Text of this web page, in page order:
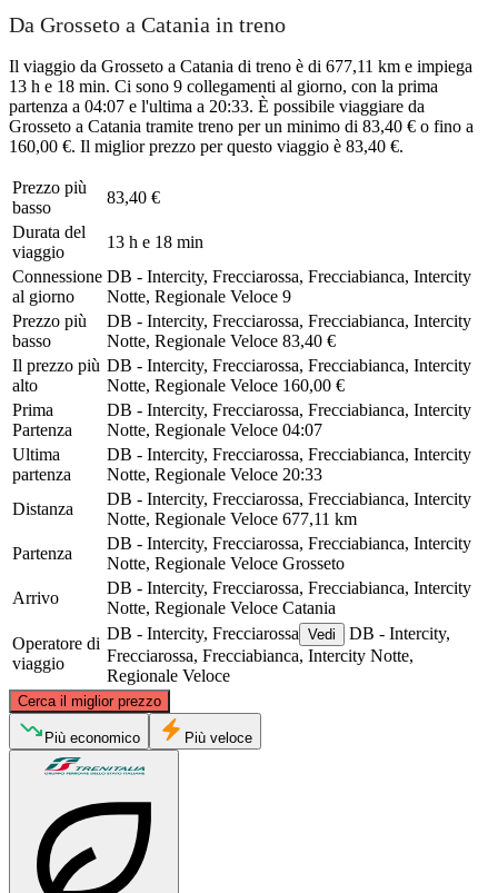
Da Grosseto a Catania in treno
Il viaggio da Grosseto a Catania di treno è di 677,11 km e impiega
13 h e 18 min. Ci sono 9 collegamenti al giorno, con la prima
partenza a 04:07 e l'ultima a 20:33. È possibile viaggiare da
Grosseto a Catania tramite treno per un minimo di 83,40 € o fino a
160,00 €. Il miglior prezzo per questo viaggio è 83,40 €.
Prezzo più
basso
83,40 €
Durata del
viaggio
13 h e 18 min
Connessione
al giorno
DB - Intercity, Frecciarossa, Frecciabianca, Intercity
Notte, Regionale Veloce 9
Prezzo più
basso
DB - Intercity, Frecciarossa, Frecciabianca, Intercity
Notte, Regionale Veloce 83,40 €
Il prezzo più
alto
DB - Intercity, Frecciarossa, Frecciabianca, Intercity
Notte, Regionale Veloce 160,00 €
Prima
Partenza
DB - Intercity, Frecciarossa, Frecciabianca, Intercity
Notte, Regionale Veloce 04:07
Ultima
partenza
DB - Intercity, Frecciarossa, Frecciabianca, Intercity
Notte, Regionale Veloce 20:33
Distanza
DB - Intercity, Frecciarossa, Frecciabianca, Intercity
Notte, Regionale Veloce 677,11 km
Partenza
DB - Intercity, Frecciarossa, Frecciabianca, Intercity
Notte, Regionale Veloce Grosseto
Arrivo
DB - Intercity, Frecciarossa, Frecciabianca, Intercity
Notte, Regionale Veloce Catania
Operatore di
viaggio
DB - Intercity, Frecciarossa Vedi
DB - Intercity,
Frecciarossa, Frecciabianca, Intercity Notte,
Regionale Veloce
Cerca il miglior prezzo
Grosseto
Più economico Più veloce